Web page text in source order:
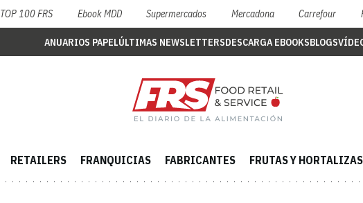
TOP 100 FRS Ebook MDD Supermercados Mercadona Carrefour
ANUARIOS PAPELÚLTIMAS NEWSLETTERSDESCARGA EBOOKSBLOGS
RETAILERS FRANQUICIAS FABRICANTES FRUTAS Y HORTALIZAS